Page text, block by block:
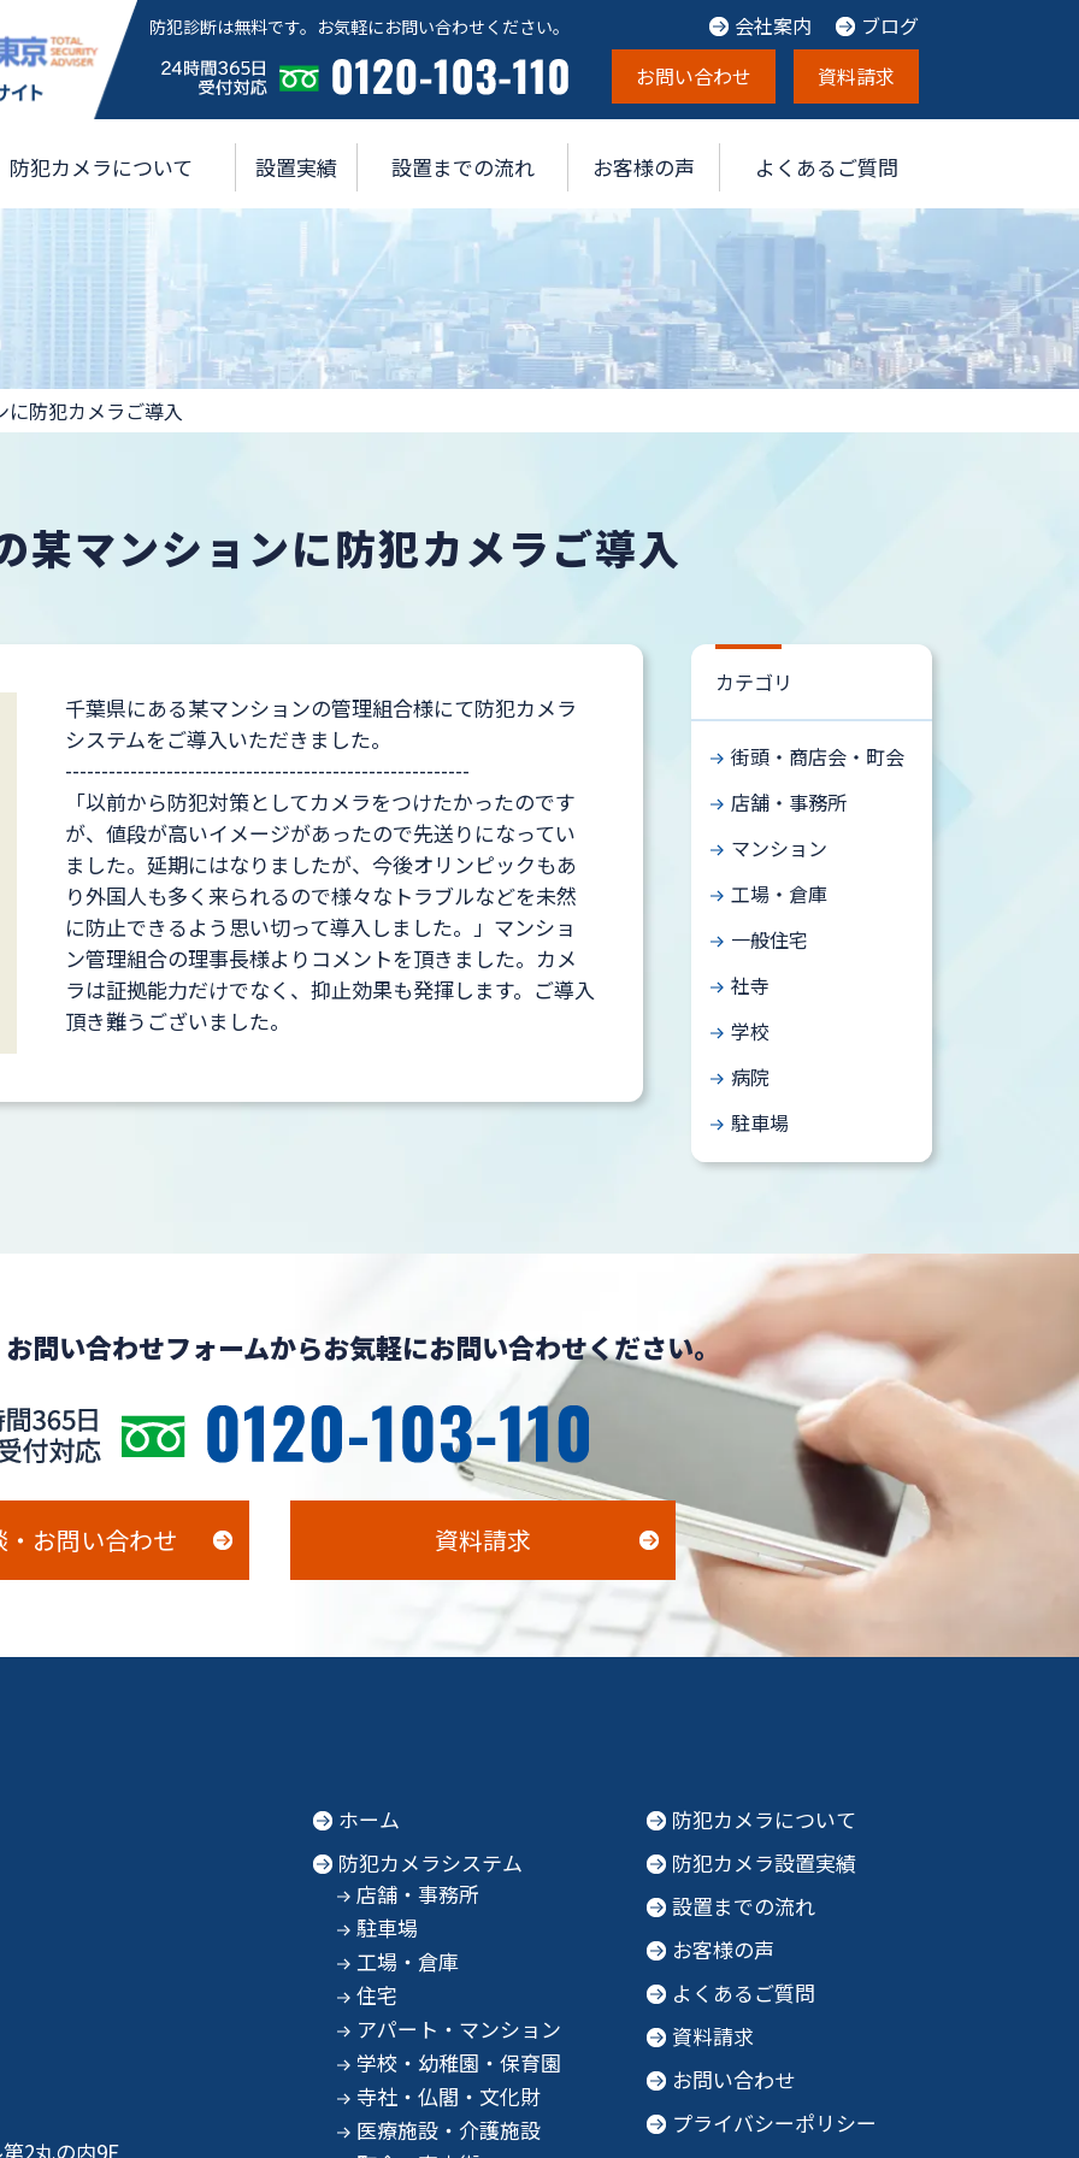
防犯診断は無料です。お気軽にお問い合わせください。 会社案内
ブログ
お問い合わせ
資料請求
防犯カメラについて 設置実績 設置までの流れ お客様の声 よくあるご質問
に防犯カメラご導入
某マンションに防犯カメラご導入
千葉県にある某マンションの管理組合様にて防犯カメラ
システムをご導入いただきました。
--------------------------------------------------------
「以前から防犯対策としてカメラをつけたかったのです
が、値段が高いイメージがあったので先送りになってい
ました。延期にはなりましたが、今後オリンピックもあ
り外国人も多く来られるので様々なトラブルなどを未然
に防止できるよう思い切って導入しました。」マンショ
ン管理組合の理事長様よりコメントを頂きました。カメ
ラは証拠能力だけでなく、抑止効果も発揮します。ご導入
頂き難うございました。
カテゴリ
街頭・商店会・町会
店舗・事務所
マンション
工場・倉庫
一般住宅
社寺
学校
病院
駐車場
問い合わせフォームからお気軽にお問い合わせください。
・お問い合わせ 資料請求
2丸の内9F
ホーム
防犯カメラシステム
店舗・事務所
駐車場
工場・倉庫
住宅
アパート・マンション
学校・幼稚園・保育園
寺社・仏閣・文化財
医療施設・介護施設
防犯カメラについて
防犯カメラ設置実績
設置までの流れ
お客様の声
よくあるご質問
資料請求
お問い合わせ
プライバシーポリシー